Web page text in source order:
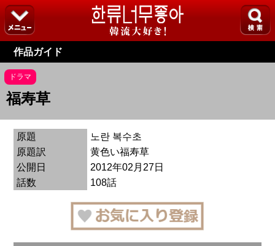
作品ガイド
ドラマ
福寿草
原題
노란 복수초
原題訳
黄色い福寿草
公開日
2012年02月27日
話数
108話